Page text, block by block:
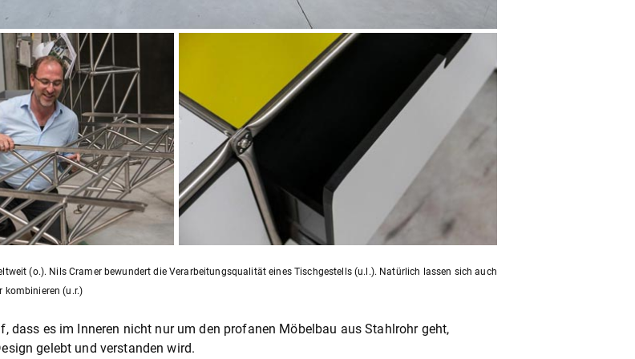
(o.). Nils Cramer bewundert die Verarbeitungsqualität eines Tischgestells (u.l.). Natürlich lassen sich auch
kombinieren (u.r.)
dass es im Inneren nicht nur um den profanen Möbelbau aus Stahlrohr geht,
gelebt und verstanden wird.